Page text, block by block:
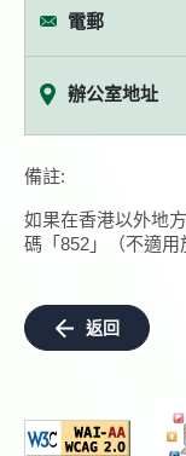
電郵
辦公室地址
備註:
如果在香港以外地
碼「852」（不適用
返回